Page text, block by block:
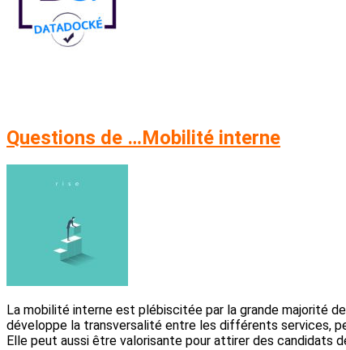
Questions de …Mobilité interne
La mobilité interne est plébiscitée par la grande majorité
développe la transversalité entre les différents services,
Elle peut aussi être valorisante pour attirer des candidats